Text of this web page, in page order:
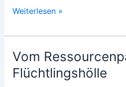
Mogelpackung
Weiterlesen »
Vom
Flüchtlingshölle